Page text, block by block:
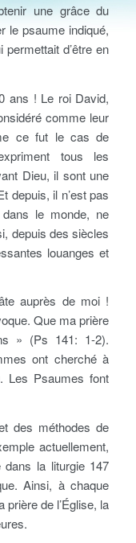
une grâce du
le psaume indiqué,
d’être en
ans ! Le roi David,
comme leur
ce fut le cas de
tous les
Dieu, il sont une
depuis, il n’est pas
le monde, ne
depuis des siècles
louanges et
auprès de moi !
Que ma prière
» (Ps 141: 1-2).
ont cherché à
Les Psaumes font
des méthodes de
actuellement,
dans la liturgie 147
Ainsi, à chaque
de l’Église, la